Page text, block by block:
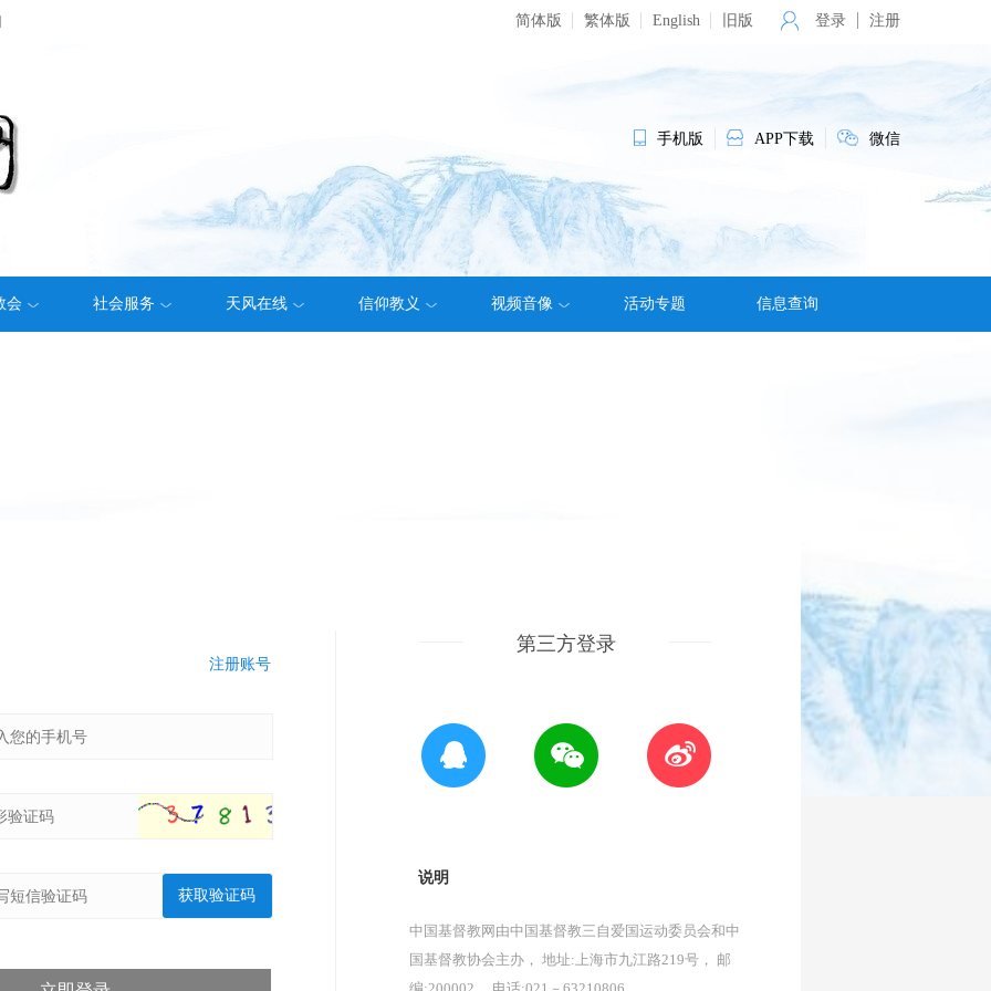
简体版 繁体版 English 旧版 登录 注册
手机版 APP下载 微信
会 社会服务 天风在线 信仰教义 视频音像 活动专题 信息查询
注册账号
获取验证码
第三方登录
说明
中国基督教网由中国基督教三自爱国运动委员会和中
国基督教协会主办， 地址:上海市九江路219号， 邮